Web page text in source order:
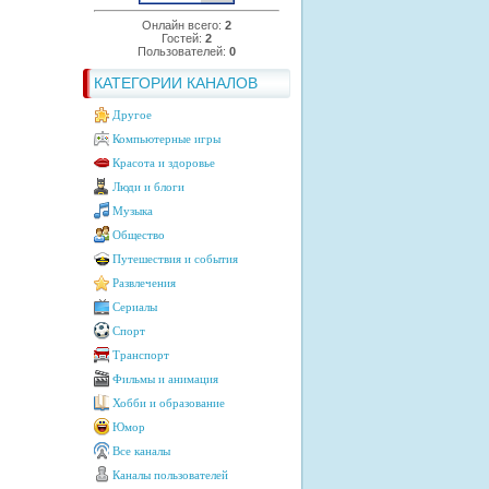
Онлайн всего: 2
Гостей: 2
Пользователей: 0
КАТЕГОРИИ КАНАЛОВ
Другое
Компьютерные игры
Красота и здоровье
Люди и блоги
Музыка
Общество
Путешествия и события
Развлечения
Сериалы
Спорт
Транспорт
Фильмы и анимация
Хобби и образование
Юмор
Все каналы
Каналы пользователей